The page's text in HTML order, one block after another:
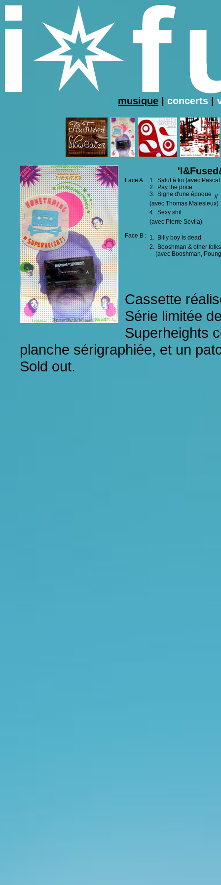
musique concerts
Face A :
1. Salut à toi (avec
2. Pay the price
3. Signe d'une époque //
(avec Thomas Malesieux)
4. Sexy shit
(avec Pierre Sevila)
Face B : 1. Billy boy is dead
2. Booshman & other folks
(avec Booshman,
Cassette
Série limitée
Superheights
planche sérigraphiée, et un
Sold out.